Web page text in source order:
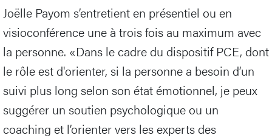
Joëlle Payom s’entretient en présentiel ou en
visioconférence une à trois fois au maximum avec
la personne. «Dans le cadre du dispositif PCE, dont
le rôle est d'orienter, si la personne a besoin d’un
suivi plus long selon son état émotionnel, je peux
suggérer un soutien psychologique ou un
coaching et l’orienter vers les experts des